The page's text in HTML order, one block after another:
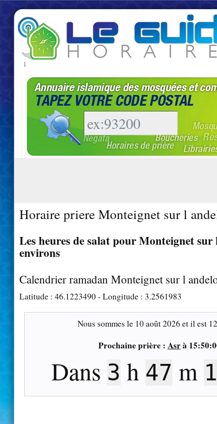
|
Horaire priere Monteignet sur l
Les heures de salat pour Monteignet sur
environs
Calendrier ramadan Monteignet sur l
Latitude : 46.1223490- Longitude : 3.2561983
Nous sommes le 10 août 2026 et il est
Prochaine prière : Asrà
Dans 3 h 47 m